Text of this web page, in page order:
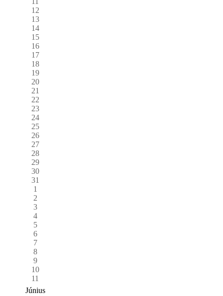
12
13
14
15
16
17
18
19
20
21
22
23
24
25
26
27
28
29
30
31
1
2
3
4
5
6
7
8
9
10
11
Június